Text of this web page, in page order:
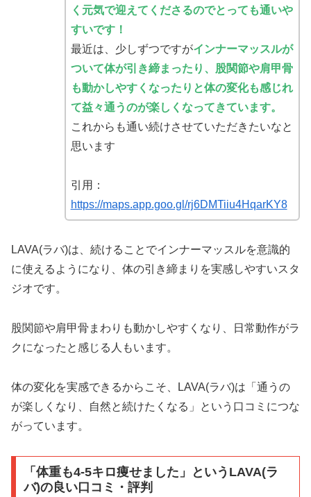
く元気で迎えてくださるのでとっても通いや
すいです！
最近は、少しずつですがインナーマッスルが
ついて体が引き締まったり、股関節や肩甲骨
も動かしやすくなったりと体の変化も感じれ
て益々通うのが楽しくなってきています。
これからも通い続けさせていただきたいなと
思います
引用：
https://maps.app.goo.gl/rj6DMTiiu4HqarKY8
LAVA(ラバ)は、続けることでインナーマッスルを意識的
に使えるようになり、体の引き締まりを実感しやすいスタ
ジオです。
股関節や肩甲骨まわりも動かしやすくなり、日常動作がラ
クになったと感じる人もいます。
体の変化を実感できるからこそ、LAVA(ラバ)は「通うの
が楽しくなり、自然と続けたくなる」という口コミにつな
がっています。
「体重も4-5キロ痩せました」というLAVA(ラ
バ)の良い口コミ・評判